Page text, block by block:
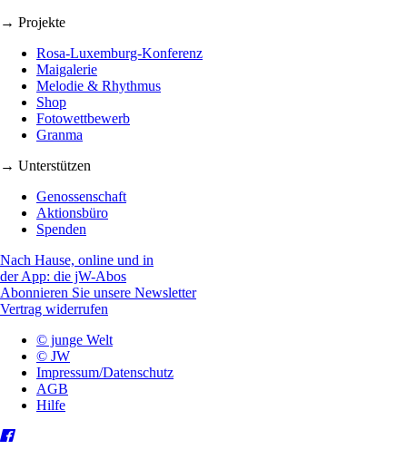
→ Projekte
Rosa-Luxemburg-Konferenz
Maigalerie
Melodie & Rhythmus
Shop
Fotowettbewerb
Granma
→ Unterstützen
Genossenschaft
Aktionsbüro
Spenden
Nach Hause, online und in
der App: die jW-Abos
Abonnieren Sie unsere Newsletter
Vertrag widerrufen
© junge Welt
© JW
Impressum/Datenschutz
AGB
Hilfe